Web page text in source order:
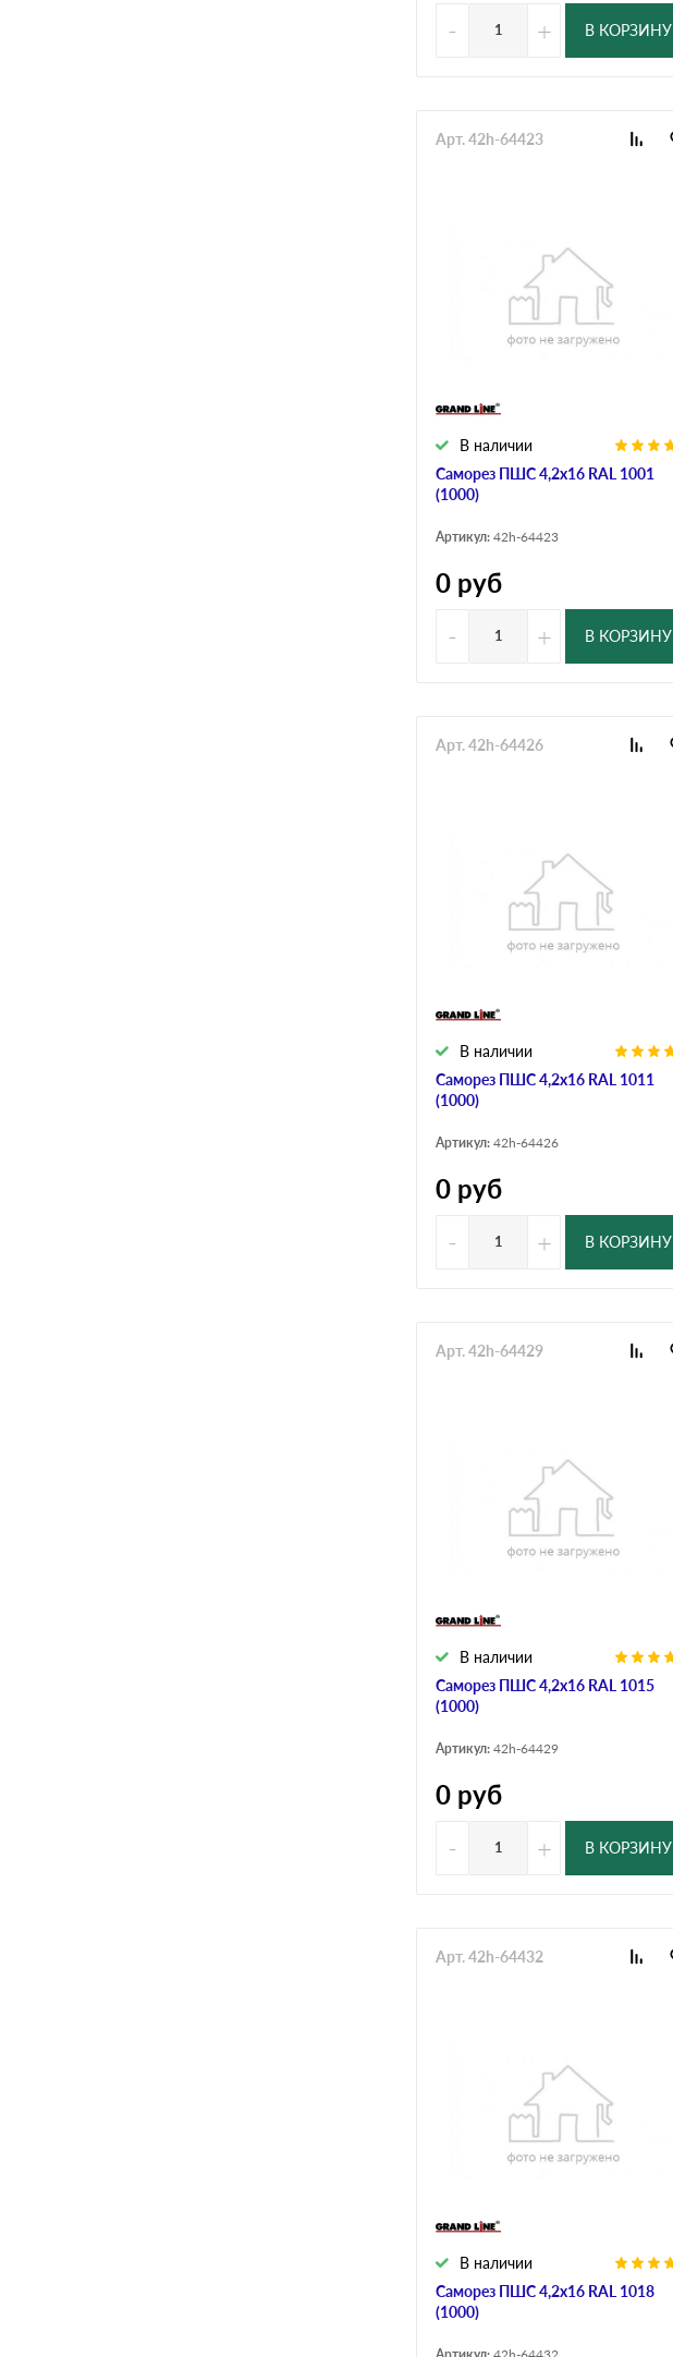
- + В КОРЗИНУ
Саморез ПШС 4,2х16 RAL 1001
(1000)
В наличии
Арт. 42h-64423
Артикул: 42h-64423
0 руб
-
+ В КОРЗИНУ
Саморез ПШС 4,2х16 RAL 1011
(1000)
В наличии
Арт. 42h-64426
Артикул: 42h-64426
0 руб
-
+ В КОРЗИНУ
Саморез ПШС 4,2х16 RAL 1015
(1000)
В наличии
Арт. 42h-64429
Артикул: 42h-64429
0 руб
-
+ В КОРЗИНУ
Саморез ПШС 4,2х16 RAL 1018
(1000)
В наличии
Арт. 42h-64432
Артикул: 42h-64432